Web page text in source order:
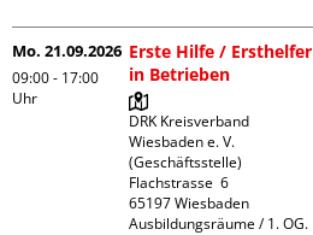
Mo. 21.09.2026
09:00 - 17:00
Uhr
Erste Hilfe / Ersthelfer
in Betrieben
DRK Kreisverband
Wiesbaden e. V.
(Geschäftsstelle)
Flachstrasse  6
65197 Wiesbaden
Ausbildungsräume / 1. OG.